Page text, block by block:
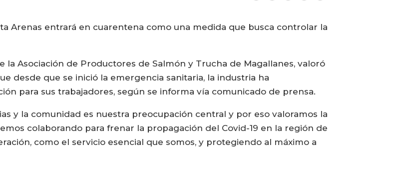
Arenas entrará en cuarentena como una medida que busca controlar la
la Asociación de Productores de Salmón y Trucha de Magallanes, valoró
desde que se inició la emergencia sanitaria, la industria ha
para sus trabajadores, según se informa vía comunicado de prensa.
y la comunidad es nuestra preocupación central y por eso valoramos la
colaborando para frenar la propagación del Covid-19 en la región de
como el servicio esencial que somos, y protegiendo al máximo a